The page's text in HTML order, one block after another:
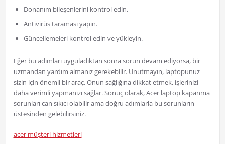
Donanım bileşenlerini kontrol edin.
Antivirüs taraması yapın.
Güncellemeleri kontrol edin ve yükleyin.
Eğer bu adımları uyguladıktan sonra sorun devam ediyorsa, bir
uzmandan yardım almanız gerekebilir. Unutmayın, laptopunuz
sizin için önemli bir araç. Onun sağlığına dikkat etmek, işlerinizi
daha verimli yapmanızı sağlar. Sonuç olarak, Acer laptop kapanma
sorunları can sıkıcı olabilir ama doğru adımlarla bu sorunların
üstesinden gelebilirsiniz.
acer müşteri hizmetleri